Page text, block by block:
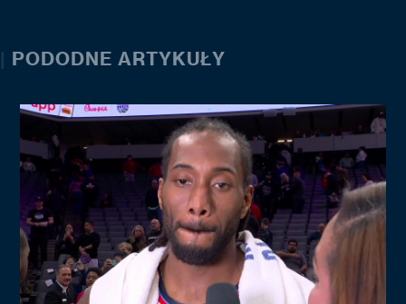
| PODODNE ARTYKUŁY